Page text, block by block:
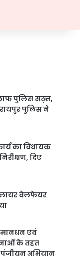
पुलिस सख़्त,
पुलिस ने
का विधायक
दिए
वेलफेयर
मानधन एवं
के तहत
पंजीयन अभियान